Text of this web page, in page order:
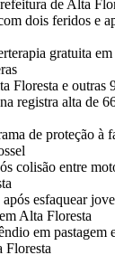
dois feridos e
gratuita
Floresta e outras
registra alta de
de proteção à
colisão entre
esfaquear
Alta Floresta
em pastagem
Floresta